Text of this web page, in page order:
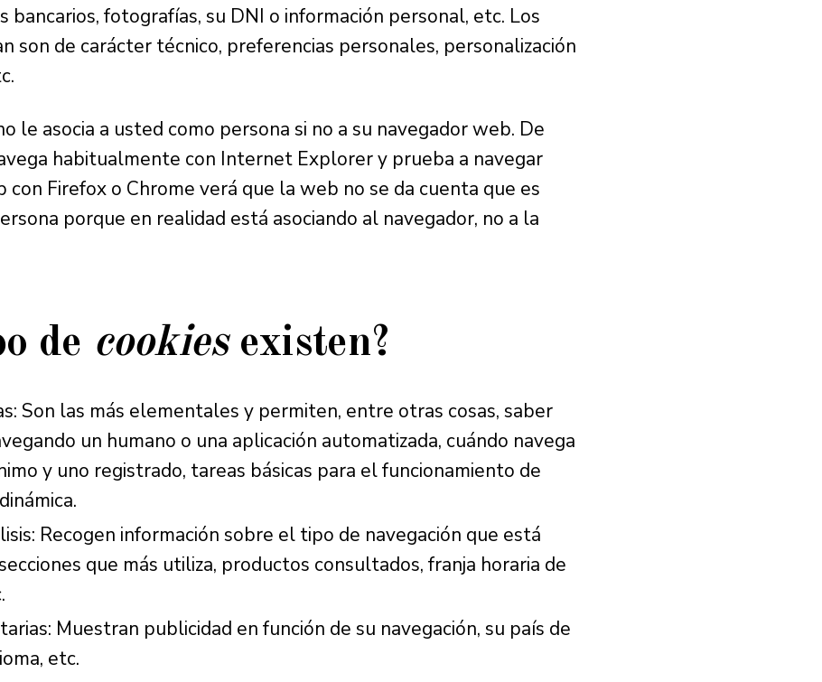
bancarios, fotografías, su DNI o información personal, etc. Los
son de carácter técnico, preferencias personales, personalización
le asocia a usted como persona si no a su navegador web. De
habitualmente con Internet Explorer y prueba a navegar
con Firefox o Chrome verá que la web no se da cuenta que es
porque en realidad está asociando al navegador, no a la
de cookiesexisten?
Son las más elementales y permiten, entre otras cosas, saber
un humano o una aplicación automatizada, cuándo navega
y uno registrado, tareas básicas para el funcionamiento de
Recogen información sobre el tipo de navegación que está
que más utiliza, productos consultados, franja horaria de
Muestran publicidad en función de su navegación, su país de
etc.